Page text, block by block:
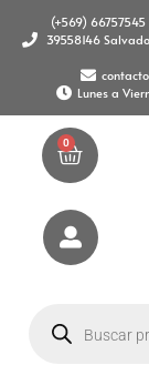
(+569)
39558146
Lunes a
0